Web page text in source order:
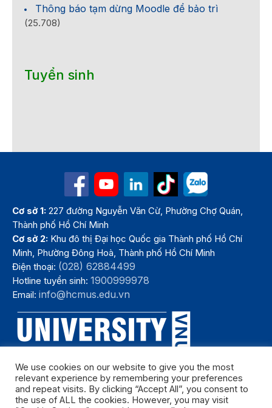
Thông báo tạm dừng Moodle để bảo trì
(25.708)
Tuyển sinh
Cơ sở 1: 227 đường Nguyễn Văn Cừ, Phường Chợ Quán,
Thành phố Hồ Chí Minh
Cơ sở 2: Khu đô thị Đại học Quốc gia Thành phố Hồ Chí
Minh, Phường Đông Hoà, Thành phố Hồ Chí Minh
Điện thoại: (028) 62884499
Hotline tuyển sinh:1900999978
Email:info@hcmus.edu.vn
We use cookies on our website to give you the most
relevant experience by remembering your preferences
and repeat visits. By clicking “Accept All”, you consent to
the use of ALL the cookies. However, you may visit